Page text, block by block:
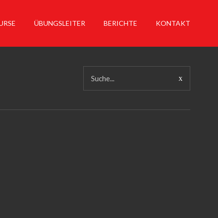
ÜBUNGSLEITER BERICHTE KONTAKT